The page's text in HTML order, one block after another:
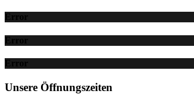
Error
Error
Error
Unsere Öffnungszeiten